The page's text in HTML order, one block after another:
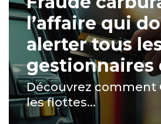
l’affaire qui
alerter tous
gestionnaires
Découvrez comment
les flottes...